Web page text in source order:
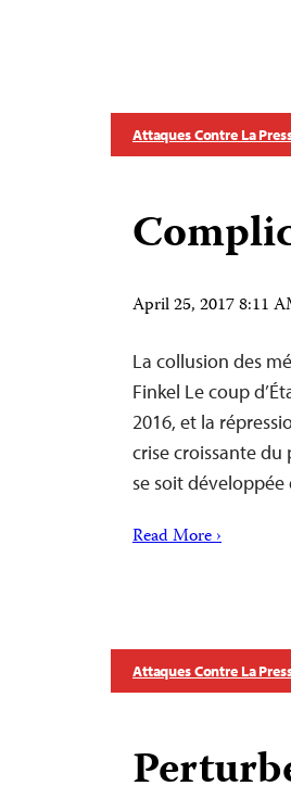
Attaques Contre La
April 25, 2017 8:11
La collusion des
Finkel Le coup
2016, et la
crise croissante du
se soit
Read More ›
Attaques Contre La